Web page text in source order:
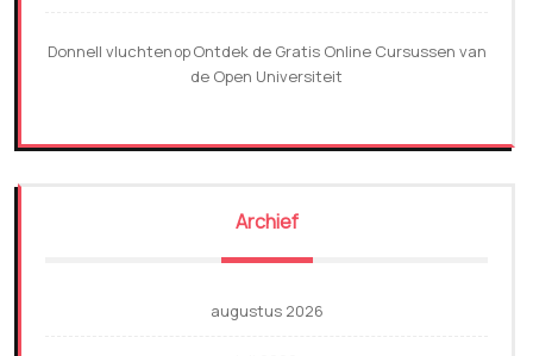
Donnell vluchtenopOntdek de Gratis Online Cursussen van
de Open Universiteit
Archief
augustus 2026